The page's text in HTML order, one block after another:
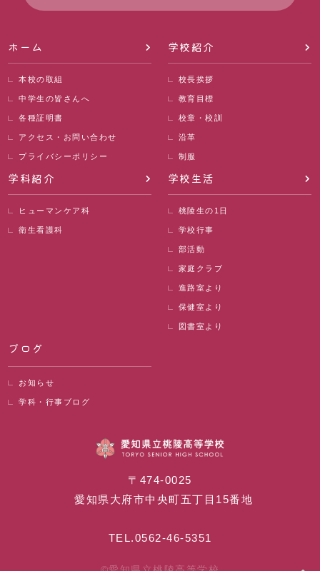
ホーム
本校の取組
中学生の皆さんへ
各種証明書
アクセス・お問い合わせ
プライバシーポリシー
学校紹介
校長挨拶
教育目標
校章・校訓
沿革
制服
学科紹介
ヒューマンケア科
衛生看護科
学校生活
桃陵生の1日
学校行事
部活動
家庭クラブ
進路室より
保健室より
図書室より
ブログ
お知らせ
学科・行事ブログ
〒474-0025
愛知県大府市中央町五丁目15番地
TEL.0562-46-5351